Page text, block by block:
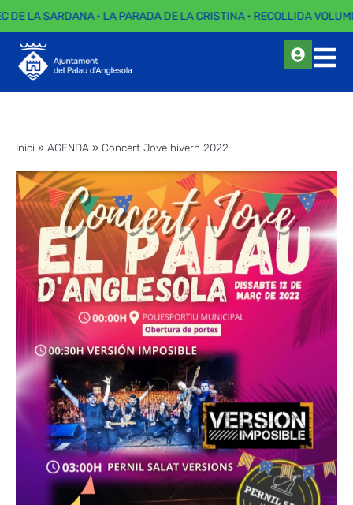
DE LA SARDANA · LA PARADA DE LA CRISTINA · RECOLLIDA
Inici » AGENDA » Concert Jove hivern 2022